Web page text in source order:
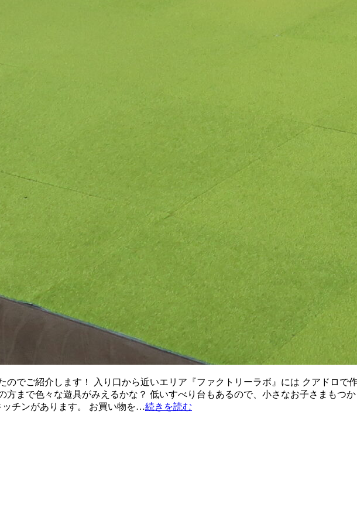
でご紹介します！ 入り口から近いエリア『ファクトリーラボ』には クアドロで
まで色々な遊具がみえるかな？ 低いすべり台もあるので、小さなお子さまもつ
ッチンがあります。 お買い物を…続きを読む